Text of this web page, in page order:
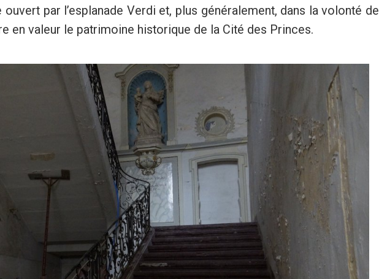
par l’esplanade Verdi et, plus généralement, dans la volonté de
en valeur le patrimoine historique de la Cité des Princes.